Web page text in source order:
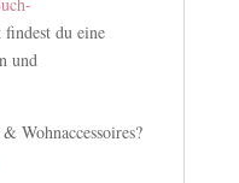
du eine
und
Wohnaccessoires?